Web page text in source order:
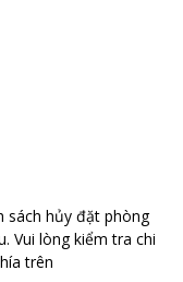
sách hủy đặt phòng
. Vui lòng kiểm tra chi
trên